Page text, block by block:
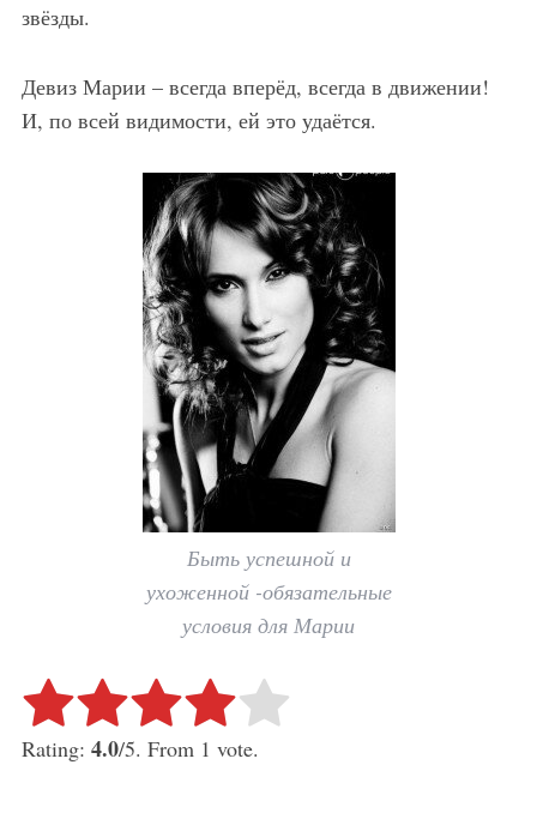
звёзды.
Девиз Марии – всегда вперёд, всегда в движении!
И, по всей видимости, ей это удаётся.
Быть успешной и
ухоженной -обязательные
условия для Марии
Rate this item: Submit Rating
Rating: 4.0/5. From 1 vote.